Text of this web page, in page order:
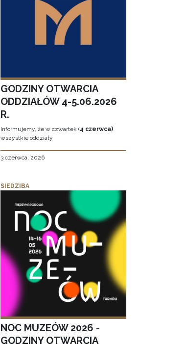
GODZINY OTWARCIA
ODDZIAŁÓW 4-5.06.2026
R.
Informujemy, że w czwartek (4 czerwca)
wszystkie oddziały
3 czerwca, 2026
SIEDZIBA
NOC MUZEÓW 2026 -
GODZINY OTWARCIA